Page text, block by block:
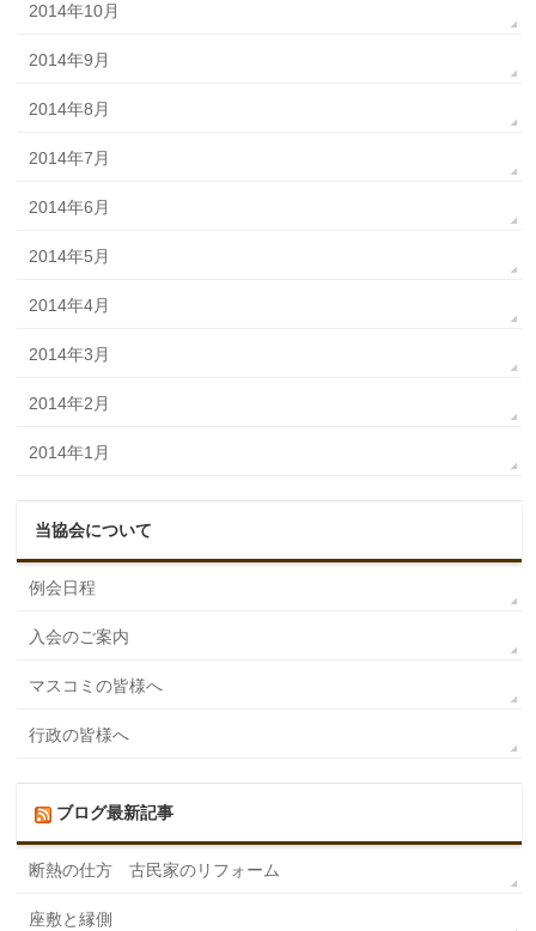
2014年10月
2014年9月
2014年8月
2014年7月
2014年6月
2014年5月
2014年4月
2014年3月
2014年2月
2014年1月
当協会について
例会日程
入会のご案内
マスコミの皆様へ
行政の皆様へ
ブログ最新記事
断熱の仕方 古民家のリフォーム
座敷と縁側